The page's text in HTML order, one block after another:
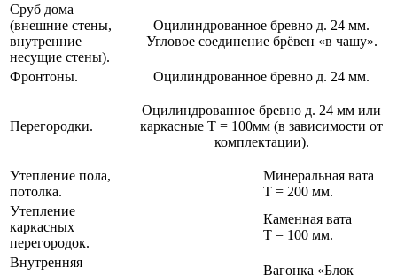
Сруб дома
(внешние стены,
внутренние
несущие стены).
Оцилиндрованное бревно д. 24 мм.
Угловое соединение брёвен «в чашу».
Фронтоны. Оцилиндрованное бревно д. 24 мм.
Перегородки.
Оцилиндрованное бревно д. 24 мм или
каркасные Т = 100мм (в зависимости от
комплектации).
Утепление пола,
потолка.
Минеральная вата
Т = 200 мм.
Утепление
каркасных
перегородок.
Каменная вата
Т = 100 мм.
Внутренняя
Вагонка «Блок